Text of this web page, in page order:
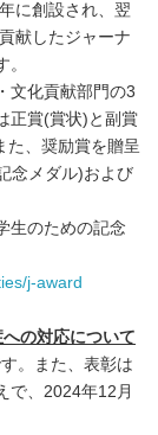
に創設され、翌
献したジャーナ
文化貢献部門の3
正賞(賞状)と副賞
た、奨励賞を贈呈
念メダル)および
生のための記念
j-award
の対応について
。また、表彰は
で、2024年12月